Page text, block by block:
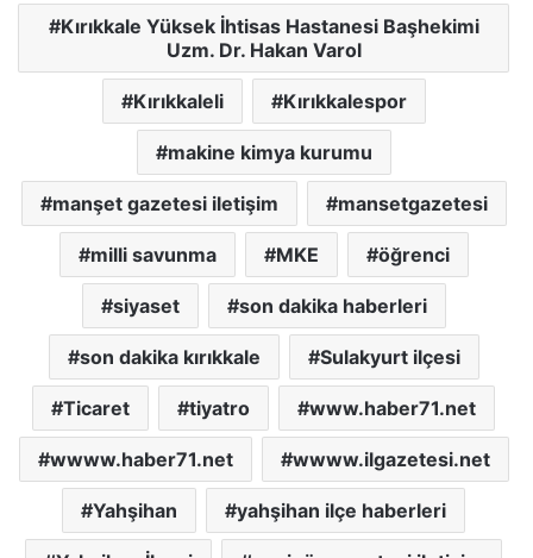
Kırıkkale Yüksek İhtisas Hastanesi Başhekimi
Uzm. Dr. Hakan Varol
Kırıkkaleli Kırıkkalespor
makine kimya kurumu
manşet gazetesi iletişim mansetgazetesi
milli savunma MKE öğrenci
siyaset son dakika haberleri
son dakika kırıkkale Sulakyurt ilçesi
Ticaret tiyatro www.haber71.net
wwww.haber71.net wwww.ilgazetesi.net
Yahşihan yahşihan ilçe haberleri